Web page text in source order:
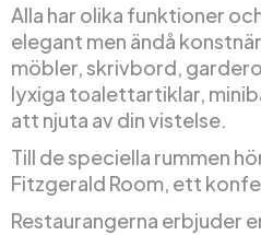
Alla har olika funktioner
elegant men ändå
möbler, skrivbord,
lyxiga toalettartiklar,
att njuta av din vistelse.
Till de speciella rummen
Fitzgerald Room, ett
Restaurangerna erbjuder